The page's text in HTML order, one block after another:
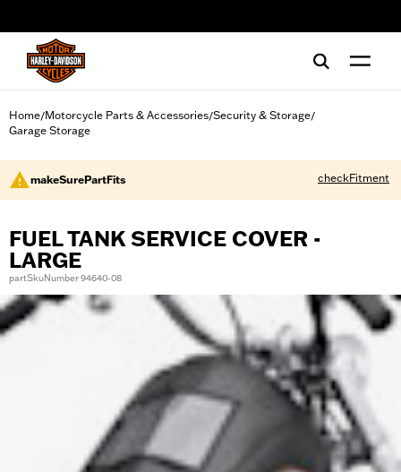
Home/Motorcycle Parts & Accessories/Security & Storage/
Garage Storage
makeSurePartFits checkFitment
FUEL TANK SERVICE COVER -
LARGE
partSkuNumber 94640-08